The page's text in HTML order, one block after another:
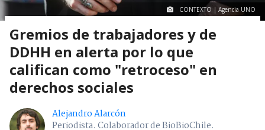
CONTEXTO | Agencia UNO
Gremios de trabajadores y de
DDHH en alerta por lo que
califican como "retroceso" en
derechos sociales
Alejandro Alarcón
Periodista. Colaborador de BioBioChile.